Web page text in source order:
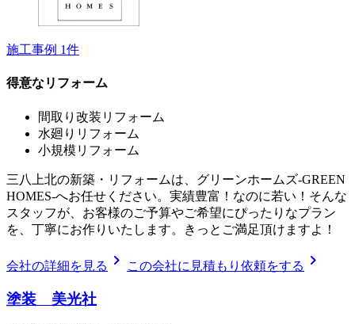
施工事例 1件
得意なリフォーム
間取り改装リフォーム
水廻りリフォーム
小規模リフォーム
三八上北の新築・リフォームは、グリーンホームズ‐GREEN
HOMES‐へお任せください。実績豊富！なのに若い！そんな
スタッフが、お客様のご予算やご希望にぴったりなプラン
を、丁寧にお作りいたします。きっとご満足頂けますよ！
会社の詳細を見る chevron_right この会社に見積もり依頼をする chevron_right
塗装 美光社